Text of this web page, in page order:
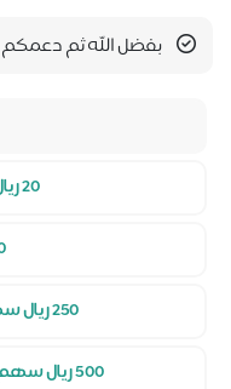
بفضل الله ثم
20 ريال سهم المشاركة
250 ريال سهم (عنك وعن من تحب )
500 ريال سهم ( عنك وعن زوجتك وابنائك )